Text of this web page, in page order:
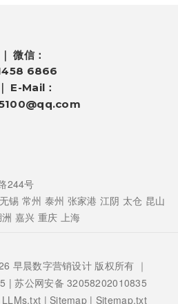
微信：
6866
E-Mail：
244号
无锡 常州 泰州 张家港 江阴 太仓 昆山
嘉兴 重庆 上海
早晨数字营销设计 版权所有 ｜
| 苏公网安备 32058202010835
LLMs.txt | Sitemap | Sitemap.txt